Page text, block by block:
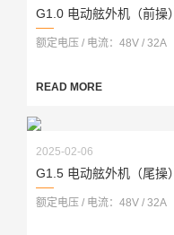
G1.0 电动舷外机（前操）
额定电压 / 电流：48V / 32A
READ MORE
2025-02-06
G1.5 电动舷外机（尾操）
额定电压 / 电流：48V / 32A